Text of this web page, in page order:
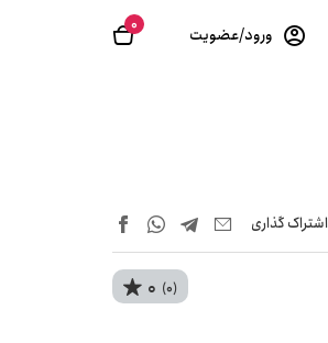
0 ورود/عضویت
اشتراک‌ گذاری
0 (0)